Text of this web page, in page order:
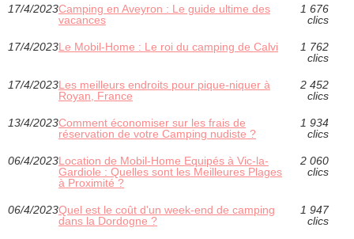
17/4/2023Camping en Aveyron : Le guide ultime des
vacances
1 676
clics
17/4/2023Le Mobil-Home : Le roi du camping de Calvi
1 762
clics
17/4/2023Les meilleurs endroits pour pique-niquer à
Royan, France
2 452
clics
13/4/2023Comment économiser sur les frais de
réservation de votre Camping nudiste ?
1 934
clics
06/4/2023Location de Mobil-Home Equipés à Vic-la-
Gardiole : Quelles sont les Meilleures Plages
à Proximité ?
2 060
clics
06/4/2023Quel est le coût d'un week-end de camping
dans la Dordogne ?
1 947
clics